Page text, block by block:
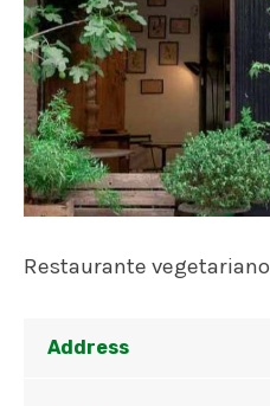
Restaurante vegetariano
Address